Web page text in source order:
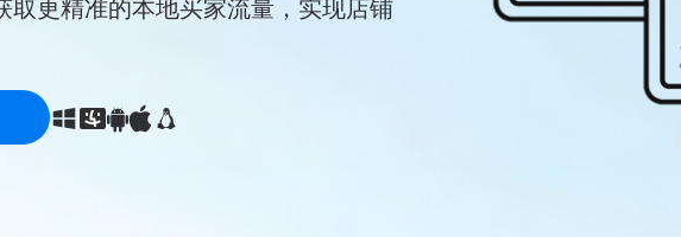
取更精准的本地买家流量，实现店铺